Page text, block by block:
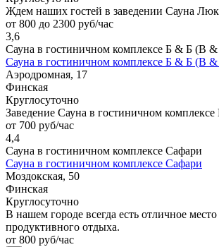
Ждем наших гостей в заведении Сауна
от 800 до 2300 руб/час
3,6
Сауна в гостиничном комплексе Б & Б (B
Сауна в гостиничном комплексе Б & Б (B
Аэродромная, 17
Финская
Круглосуточно
Заведение Сауна в гостиничном
от 700 руб/час
4,4
Сауна в гостиничном комплексе Сафари
Сауна в гостиничном комплексе Сафари
Моздокская, 50
Финская
Круглосуточно
В нашем городе всегда есть отличное
продуктивного отдыха.
от 800 руб/час